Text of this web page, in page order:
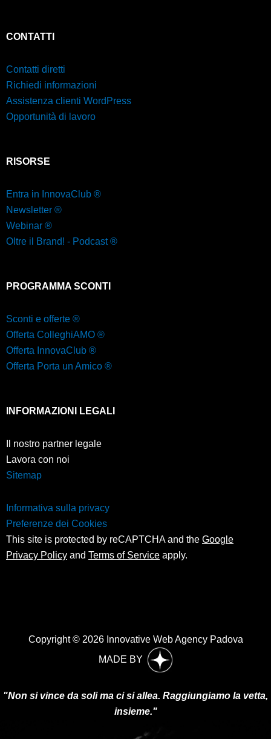
CONTATTI
Contatti diretti
Richiedi informazioni
Assistenza clienti WordPress
Opportunità di lavoro
RISORSE
Entra in InnovaClub ®
Newsletter ®
Webinar ®
Oltre il Brand! - Podcast ®
PROGRAMMA SCONTI
Sconti e offerte ®
Offerta ColleghiAMO ®
Offerta InnovaClub ®
Offerta Porta un Amico ®
INFORMAZIONI LEGALI
Il nostro partner legale
Lavora con noi
Sitemap
Informativa sulla privacy
Preferenze dei Cookies
This site is protected by reCAPTCHA and the Google
Privacy Policy and Terms of Service apply.
Copyright © 2026 Innovative Web Agency Padova
MADE BY
"Non si vince da soli ma ci si allea. Raggiungiamo la vetta,
insieme."